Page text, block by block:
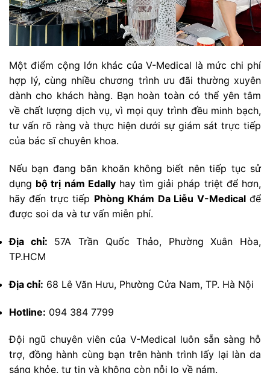
Một điểm cộng lớn khác của V-Medical là mức chi phí
hợp lý, cùng nhiều chương trình ưu đãi thường xuyên
dành cho khách hàng. Bạn hoàn toàn có thể yên tâm
về chất lượng dịch vụ, vì mọi quy trình đều minh bạch,
tư vấn rõ ràng và thực hiện dưới sự giám sát trực tiếp
của bác sĩ chuyên khoa.
Nếu bạn đang băn khoăn không biết nên tiếp tục sử
dụng bộ trị nám Edallyhay tìm giải pháp triệt để hơn,
hãy đến trực tiếp Phòng Khám Da Liễu V-Medicalđể
được soi da và tư vấn miễn phí.
Địa chỉ: 57A Trần Quốc Thảo, Phường Xuân Hòa,
TP.HCM
Địa chỉ: 68 Lê Văn Hưu, Phường Cửa Nam, TP. Hà Nội
Hotline: 094 384 7799
Đội ngũ chuyên viên của V-Medical luôn sẵn sàng hỗ
trợ, đồng hành cùng bạn trên hành trình lấy lại làn da
sáng khỏe, tự tin và không còn nỗi lo về nám.